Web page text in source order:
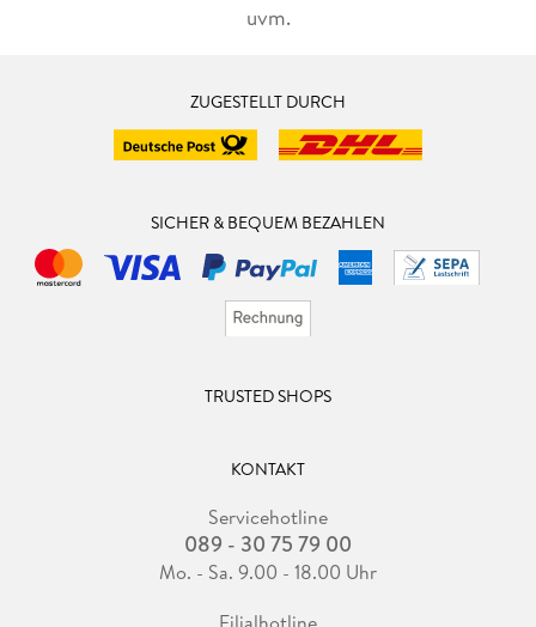
uvm.
ZUGESTELLT DURCH
SICHER & BEQUEM BEZAHLEN
TRUSTED SHOPS
KONTAKT
Servicehotline
089 - 30 75 79 00
Mo. - Sa. 9.00 - 18.00 Uhr